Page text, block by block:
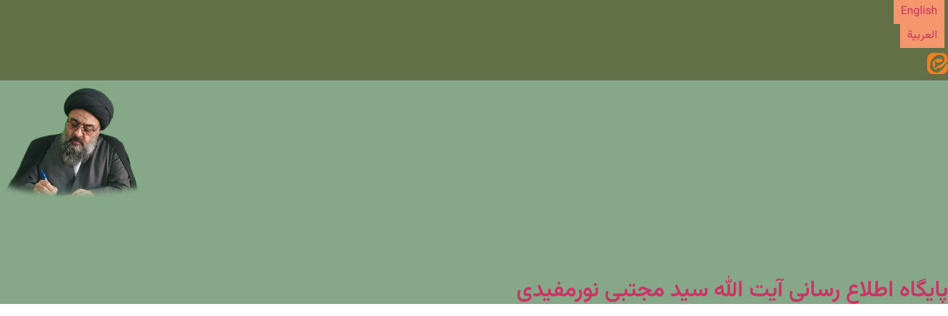
پرش
محتوا
English
العربیة
پایگاه اطلاع رسانی آیت الله سید مجتبی نورمفیدی